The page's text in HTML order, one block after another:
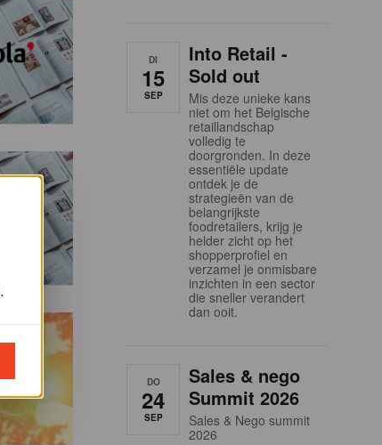
DI
15
SEP
Into Retail -
Sold out
Mis deze unieke kans
niet om het Belgische
retaillandschap
volledig te
doorgronden. In deze
essentiële update
ontdek je de
strategieën van de
belangrijkste
foodretailers, krijg je
helder zicht op het
shopperprofiel en
verzamel je onmisbare
inzichten in een sector
die sneller verandert
dan ooit.
DO
24
SEP
Sales & nego
Summit 2026
Sales & Nego summit
2026
.